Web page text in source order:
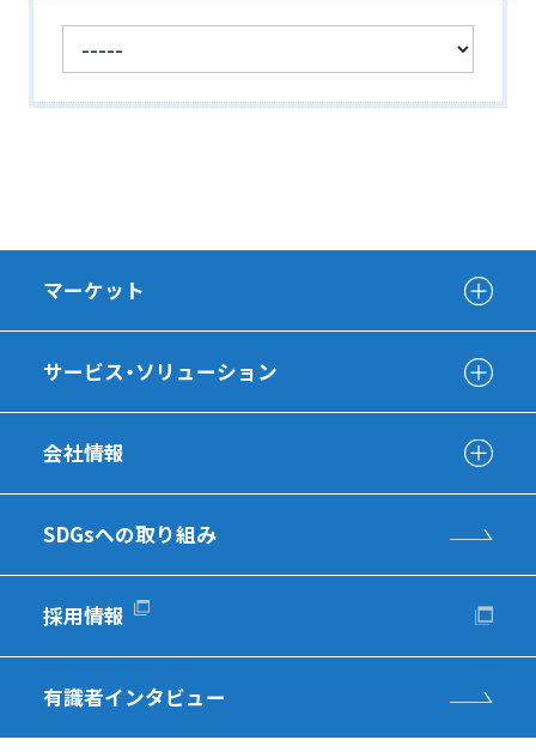
マーケット
サービス・ソリューション
会社情報
SDGsへの取り組み
採用情報
有識者インタビュー